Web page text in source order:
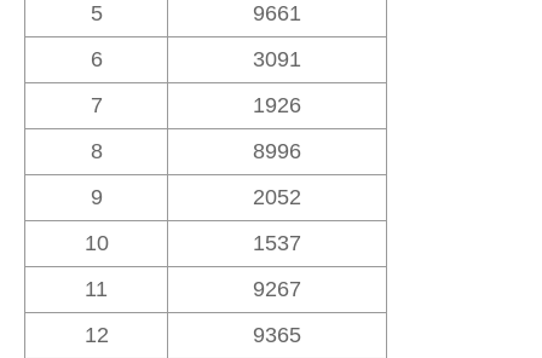
5
9661
6
3091
7
1926
8
8996
9
2052
10
1537
11
9267
12
9365